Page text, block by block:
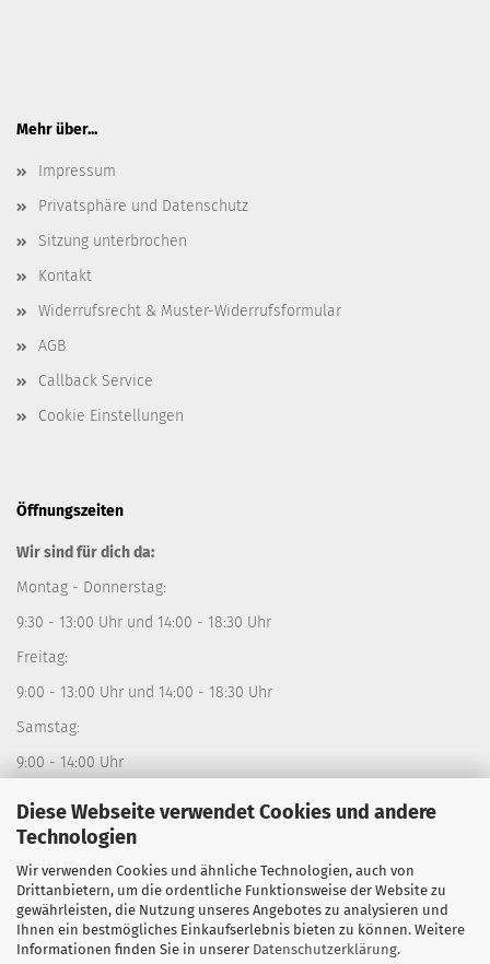
Diese Webseite verwendet Cookies und andere
Technologien
Wir verwenden Cookies und ähnliche Technologien, auch von
Drittanbietern, um die ordentliche Funktionsweise der Website zu
gewährleisten, die Nutzung unseres Angebotes zu analysieren und
Ihnen ein bestmögliches Einkaufserlebnis bieten zu können. Weitere
Informationen finden Sie in unserer Datenschutzerklärung.
Mehr über...
Impressum
Privatsphäre und Datenschutz
Sitzung unterbrochen
Kontakt
Widerrufsrecht & Muster-Widerrufsformular
AGB
Callback Service
Cookie Einstellungen
Öffnungszeiten
Wir sind für dich da:
Montag - Donnerstag:
9:30 - 13:00 Uhr und 14:00 - 18:30 Uhr
Freitag:
9:00 - 13:00 Uhr und 14:00 - 18:30 Uhr
Samstag:
9:00 - 14:00 Uhr
Social Media
Instagram:sporthausfistelmann
Facebook: Sporthaus Fistelmann